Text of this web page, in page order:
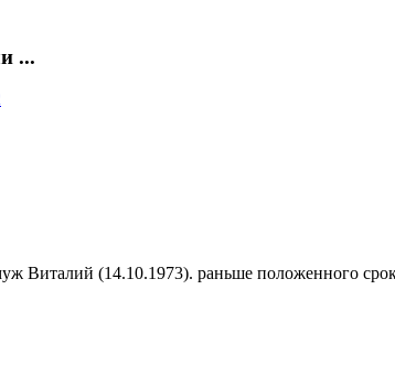
...
Виталий (14.10.1973). раньше положенного